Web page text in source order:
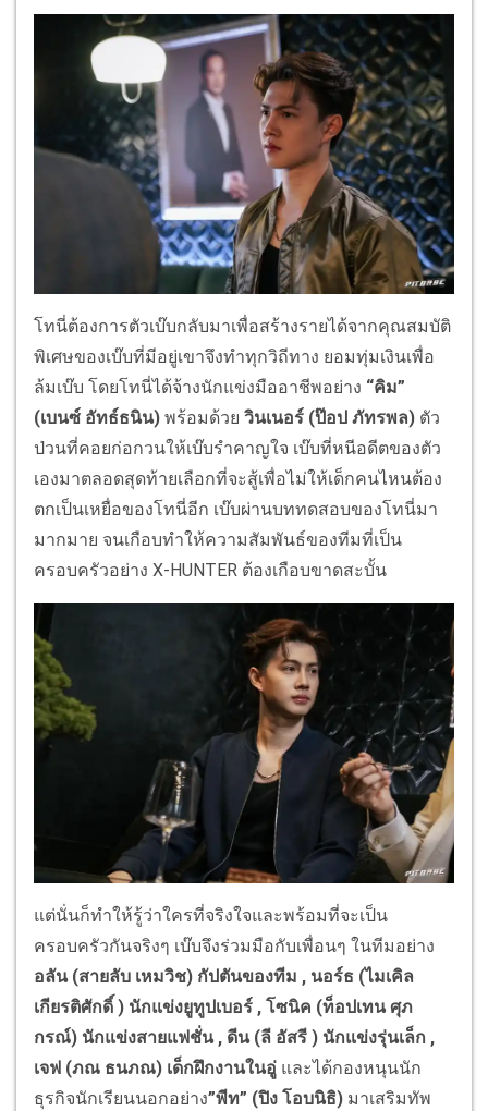
โทนี่ต้องการตัวเบ๊บกลับมาเพื่อสร้างรายได้จากคุณสมบัติ
พิเศษของเบ๊บที่มีอยู่เขาจึงทำทุกวิถีทาง ยอมทุ่มเงินเพื่อ
ล้มเบ๊บ โดยโทนี่ได้จ้างนักแข่งมืออาชีพอย่าง “คิม”
(เบนซ์ อัทธ์ธนิน) พร้อมด้วย วินเนอร์ (ป๊อป ภัทรพล) ตัว
ป่วนที่คอยก่อกวนให้เบ๊บรำคาญใจ เบ๊บที่หนีอดีตของตัว
เองมาตลอดสุดท้ายเลือกที่จะสู้เพื่อไม่ให้เด็กคนไหนต้อง
ตกเป็นเหยื่อของโทนี่อีก เบ๊บผ่านบททดสอบของโทนี่มา
มากมาย จนเกือบทำให้ความสัมพันธ์ของทีมที่เป็น
ครอบครัวอย่าง X-HUNTER ต้องเกือบขาดสะบั้น
แต่นั่นก็ทำให้รู้ว่าใครที่จริงใจและพร้อมที่จะเป็น
ครอบครัวกันจริงๆ เบ๊บจึงร่วมมือกับเพื่อนๆ ในทีมอย่าง
อลัน (สายลับ เหมวิช) กัปตันของทีม , นอร์ธ (ไมเคิล
เกียรติศักดิ์ ) นักแข่งยูทูปเบอร์ , โซนิค (ท็อปเทน ศุภ
กรณ์) นักแข่งสายแฟชั่น , ดีน (ลี อัสรี ) นักแข่งรุ่นเล็ก ,
เจฟ (ภณ ธนภณ) เด็กฝึกงานในอู่ และได้กองหนุนนัก
ธุรกิจนักเรียนนอกอย่าง”พีท” (ปิง โอบนิธิ) มาเสริมทัพ